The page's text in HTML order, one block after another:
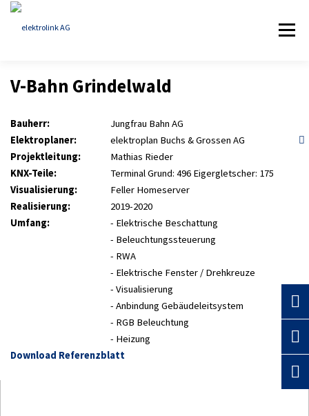
Zum
springen
Menü
HOME KOMPETENZ REFERENZEN
ÜBER ELEKTROLINK AKTUELLES
V-Bahn Grindelwald
Bauherr:
Jungfrau Bahn AG
Elektroplaner:
elektroplan Buchs & Grossen AG
Projektleitung:
Mathias Rieder
KNX-Teile:
Terminal Grund: 496 Eigergletscher: 175
Visualisierung:
Feller Homeserver
Realisierung:
2019-2020
Umfang:
- Elektrische Beschattung
- Beleuchtungssteuerung
- RWA
- Elektrische Fenster / Drehkreuze
- Visualisierung
- Anbindung Gebäudeleitsystem
- RGB Beleuchtung
- Heizung
Download Referenzblatt